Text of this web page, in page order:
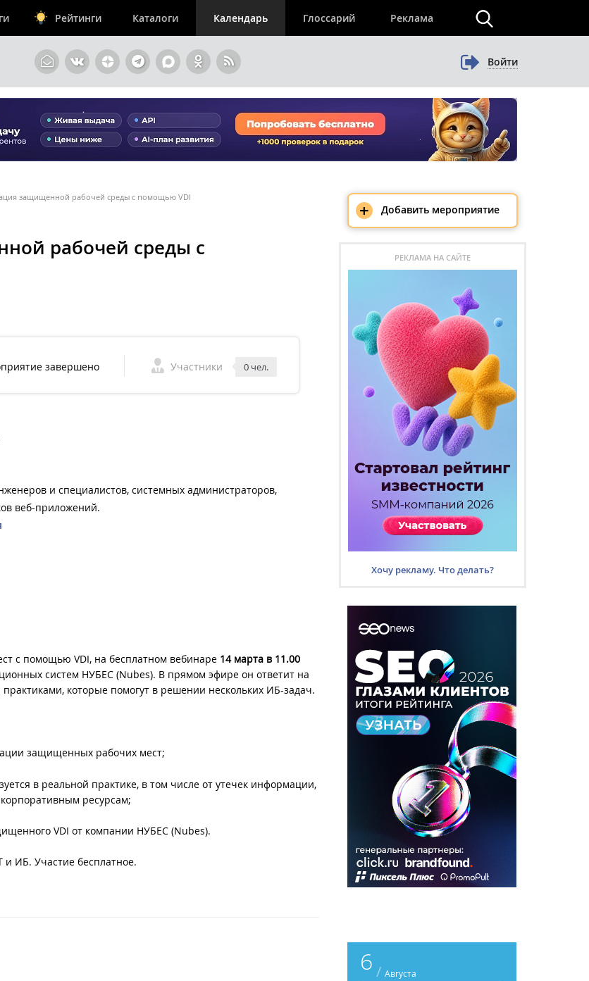
Рейтинги Каталоги Календарь Глоссарий Реклама
Войти
защищенной рабочей среды с помощью VDI
рабочей среды с
завершено Участники 0 чел.
и специалистов, системных администраторов,
веб-приложений.
c помощью VDI, на бесплатном вебинаре 14 марта в 11.00
систем НУБЕС (Nubes). В прямом эфире он ответит на
которые помогут в решении нескольких ИБ-задач.
защищенных рабочих мест;
в реальной практике, в том числе от утечек информации,
ресурсам;
VDI от компании НУБЕС (Nubes).
и ИБ. Участие бесплатное.
+ Добавить мероприятие
РЕКЛАМА НА САЙТЕ
Хочу рекламу. Что делать?
6 / Августа